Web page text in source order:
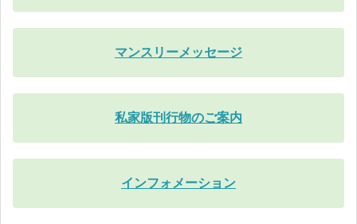
マンスリーメッセージ
私家版刊行物のご案内
インフォメーション